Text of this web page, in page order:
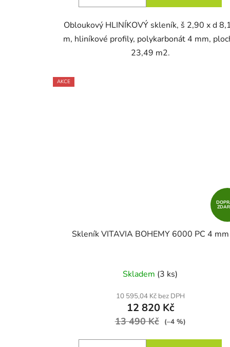
Obloukový HLINÍKOVÝ skleník, š 2,90 x d
m, hliníkové profily, polykarbonát 4 mm,
23,49 m2.
AKCE
Skleník VITAVIA BOHEMY 6000 PC 4 mm
Skladem (3 ks)
10 595,04 Kč bez DPH
12 820 Kč
13 490 Kč (–4 %)